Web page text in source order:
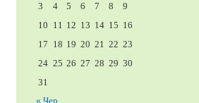
3
4 5 6 7 8
9
10 11 12 13 14 15 16
17 18 19 20 21 22 23
24 25 26 27 28 29 30
31
« Чер